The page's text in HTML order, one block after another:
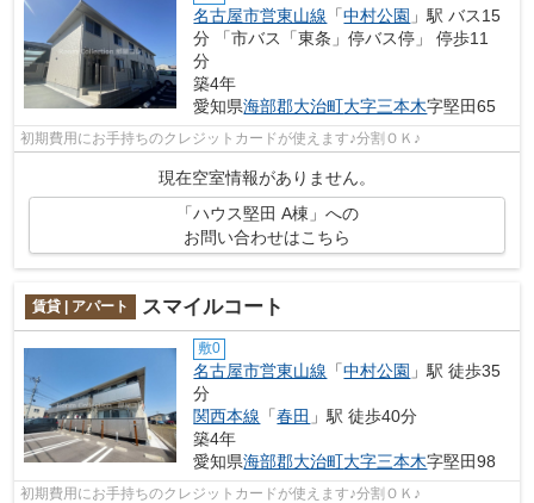
名古屋市営東山線 「中村公園 」駅 バス15
分 「市バス「東条」停バス停」 停歩11
分
築4年
愛知県海部郡大治町大字三本木字堅田65
初期費用にお手持ちのクレジットカードが使えます♪分割ＯＫ♪
現在空室情報がありません。
「ハウス堅田 A棟」への
お問い合わせはこちら
賃貸 | アパート スマイルコート
敷0
名古屋市営東山線 「中村公園 」駅 徒歩35
分
関西本線 「春田 」駅 徒歩40分
築4年
愛知県海部郡大治町大字三本木字堅田98
初期費用にお手持ちのクレジットカードが使えます♪分割ＯＫ♪